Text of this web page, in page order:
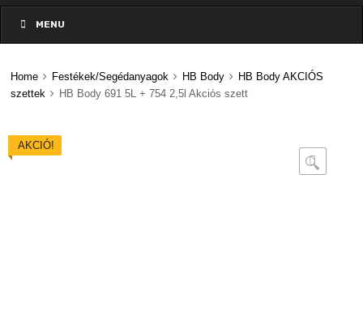
to
contentMENU
Home Festékek/Segédanyagok HB Body
HB Body AKCIÓS
szettek
HB Body 691 5L + 754 2,5l Akciós szett
AKCIÓ!
🔍